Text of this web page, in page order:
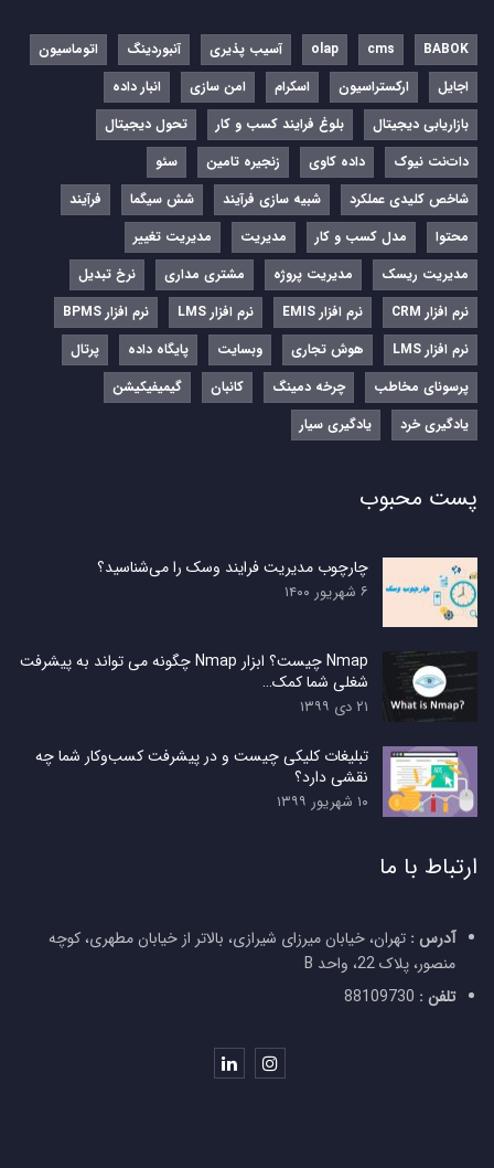
BABOK
cms
olap آسیب پذیری آنبوردینگ
اتوماسیون
اجایل
ارکستراسیون اسکرام امن سازی
انبار داده
بازاریابی دیجیتال
بلوغ فرایند کسب و کار
تحول دیجیتال
دات‌نت نیوک
داده کاوی زنجیره تامین
سئو
شاخص کلیدی عملکرد
شبیه سازی فرآیند شش سیگما
فرآیند
محتوا
مدل کسب و کار مدیریت
مدیریت تغییر
مدیریت ریسک
مدیریت پروژه مشتری مداری
نرخ تبدیل
نرم‌ افزار CRM
نرم‌ افزار EMIS نرم‌ افزار LMS
نرم افزار BPMS
نرم افزار LMS
هوش تجاری وبسایت پایگاه داده
پرتال
پرسونای مخاطب
چرخه دمینگ کانبان
گیمیفیکیشن
یادگیری خرد
یادگیری سیار
پست محبوب
چارچوب مدیریت فرایند وسک را می‌شناسید؟
۶ شهریور ۱۴۰۰
Nmap چیست؟ ابزار Nmap چگونه می تواند به پیشرفت
شغلی شما کمک…
۲۱ دی ۱۳۹۹
تبلیغات کلیکی چیست و در پیشرفت کسب‌وکار شما چه
نقشی دارد؟
۱۰ شهریور ۱۳۹۹
ارتباط با ما
آدرس : تهران، خیابان میرزای شیرازی، بالاتر از خیابان مطهری، کوچه
منصور، پلاک 22، واحد B
تلفن :